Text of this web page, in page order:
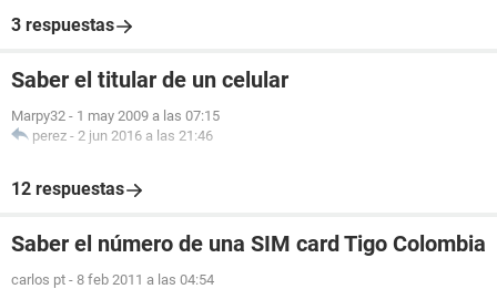
3 respuestas
Saber el titular de un celular
Marpy32 - 1 may 2009 a las 07:15
perez - 2 jun 2016 a las 21:46
12 respuestas
Saber el número de una SIM card Tigo Colombia
carlos pt - 8 feb 2011 a las 04:54